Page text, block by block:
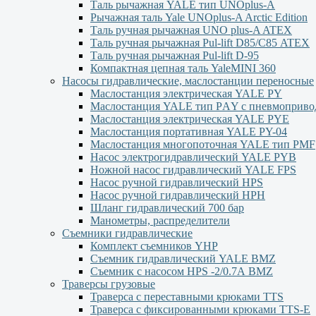
Таль рычажная YALE тип UNOplus-A
Рычажная таль Yale UNOplus-A Arctic Edition
Таль ручная рычажная UNO plus-A ATEX
Таль ручная рычажная Pul-lift D85/С85 ATEX
Таль ручная рычажная Pul-lift D-95
Компактная цепная таль YaleMINI 360
Насосы гидравлические, маслостанции переносные
Маслостанция электрическая YALE PY
Маслостанция YALE тип PАY с
Маслостанция электрическая YALE PYЕ
Маслостанция портативная YALE PY-04
Маслостанция многопоточная YALE тип PMF
Насос электрогидравлический YALE PYB
Ножной насос гидравлический YALE FPS
Насос ручной гидравлический HPS
Насос ручной гидравлический HPН
Шланг гидравлический 700 бар
Манометры, распределители
Съемники гидравлические
Комплект съемников YHP
Съемник гидравлический YALE BMZ
Съемник с насосом HPS -2/0.7А BMZ
Траверсы грузовые
Траверса с переставными крюками TTS
Траверса с фиксированными крюками TTS-Е